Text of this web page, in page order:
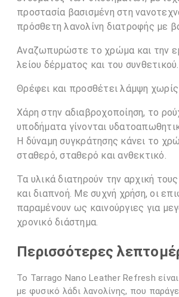
προστασία βασισμένη στη
πρόσθετη λανολίνη διατροφής με
Αναζωπυρώστε το χρώμα και την
λείου δέρματος και του συνθετικού.
Θρέφει και προσθέτει λάμψη χωρίς
Χάρη στην αδιαβροχοποίηση, το
υποδήματα γίνονται
Η δύναμη συγκράτησης κάνει το
σταθερό, σταθερό και ανθεκτικό.
Τα υλικά διατηρούν την αρχική
και διαπνοή. Με συχνή χρήση, οι
παραμένουν ως καινούργιες για
χρονικό διάστημα.
Περισσότερες
Το Tarrago Nano Leather Refresh
με φυσικό λάδι λανολίνης, που